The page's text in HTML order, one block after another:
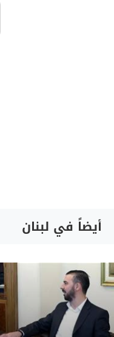
أيضاً في لبنان